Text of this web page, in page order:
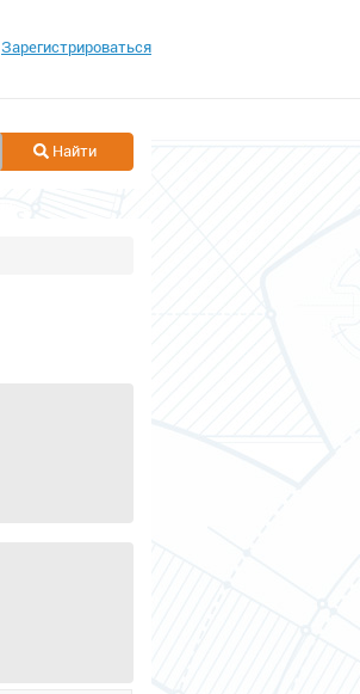
Зарегистрироваться
Найти